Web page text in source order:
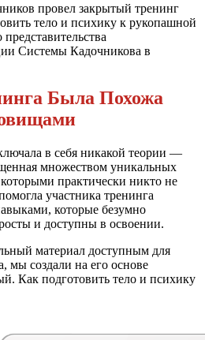
провел закрытый тренинг
тело и психику к рукопашной
Системы Кадочникова в
Была Похожа
в себя никакой теории —
множеством уникальных
практически никто не
участника тренинга
которые безумно
и доступны в освоении.
материал доступным для
мы создали на его основе
Как подготовить тело и психику